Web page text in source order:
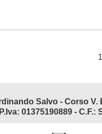
1
P.Iva: 01375190889 - C.F.: